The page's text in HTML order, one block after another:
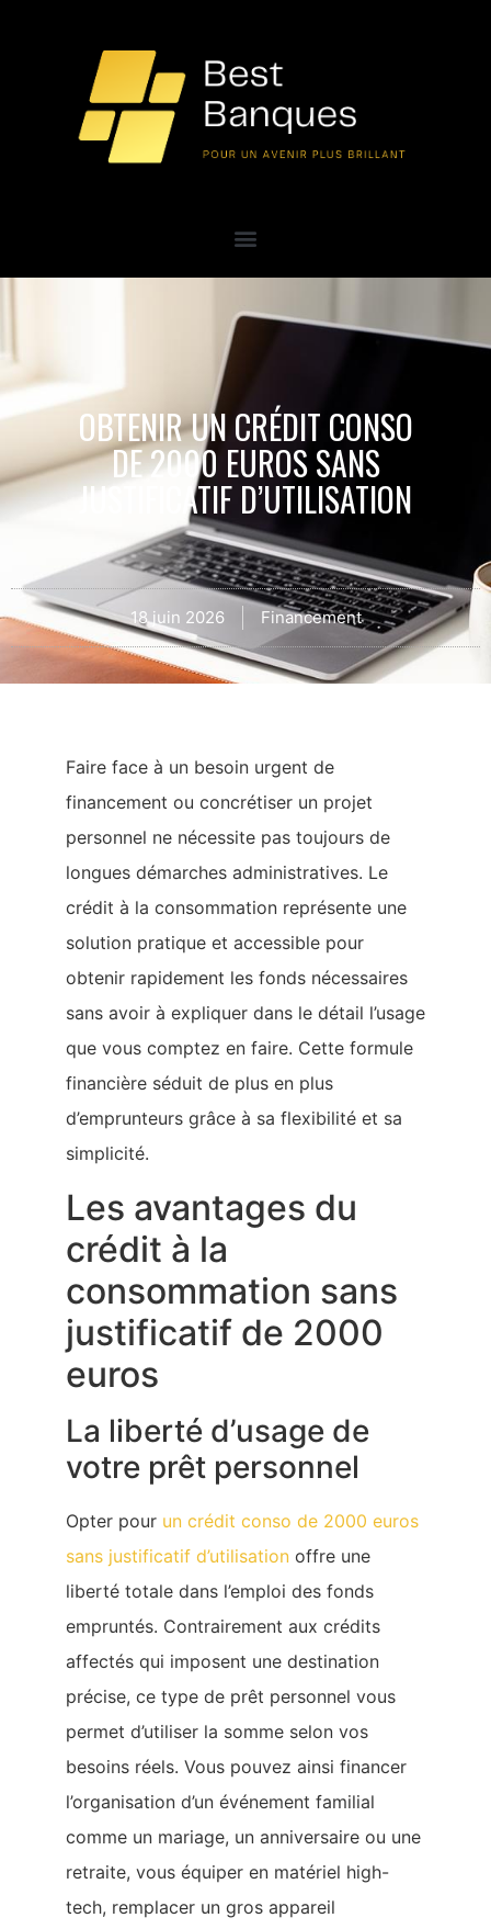
OBTENIR UN CRÉDIT CONSO
DE 2000 EUROS SANS
JUSTIFICATIF D’UTILISATION
18 juin 2026 Financement
Faire face à un besoin urgent de
financement ou concrétiser un projet
personnel ne nécessite pas toujours de
longues démarches administratives. Le
crédit à la consommation représente une
solution pratique et accessible pour
obtenir rapidement les fonds nécessaires
sans avoir à expliquer dans le détail l’usage
que vous comptez en faire. Cette formule
financière séduit de plus en plus
d’emprunteurs grâce à sa flexibilité et sa
simplicité.
Les avantages du
crédit à la
consommation sans
justificatif de 2000
euros
La liberté d’usage de
votre prêt personnel
Opter pour un crédit conso de 2000 euros
sans justificatif d’utilisation offre une
liberté totale dans l’emploi des fonds
empruntés. Contrairement aux crédits
affectés qui imposent une destination
précise, ce type de prêt personnel vous
permet d’utiliser la somme selon vos
besoins réels. Vous pouvez ainsi financer
l’organisation d’un événement familial
comme un mariage, un anniversaire ou une
retraite, vous équiper en matériel high-
tech, remplacer un gros appareil